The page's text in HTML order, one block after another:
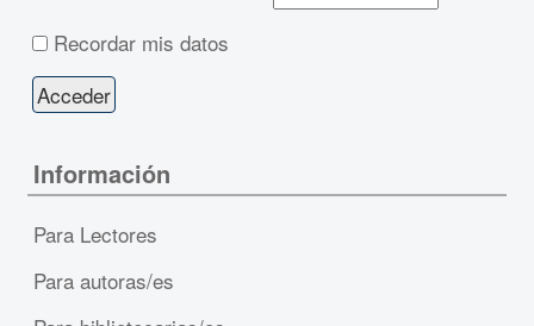
Recordar mis datos
Información
Para Lectores
Para autoras/es